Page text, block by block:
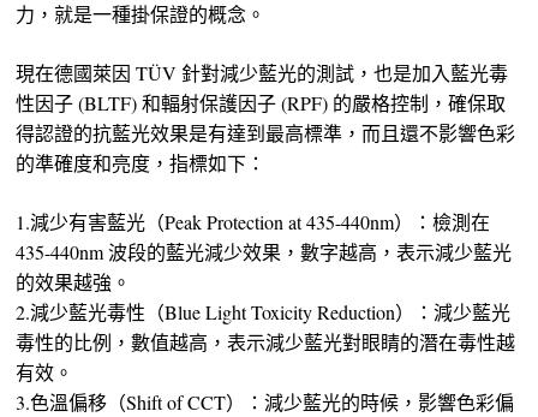
力，就是一種掛保證的概念。
現在德國萊因 TÜV 針對減少藍光的測試，也是加入藍光毒
性因子 (BLTF) 和輻射保護因子 (RPF) 的嚴格控制，確保取
得認證的抗藍光效果是有達到最高標準，而且還不影響色彩
的準確度和亮度，指標如下：
1.減少有害藍光（Peak Protection at 435-440nm）：檢測在
435-440nm 波段的藍光減少效果，數字越高，表示減少藍光
的效果越強。
2.減少藍光毒性（Blue Light Toxicity Reduction）：減少藍光
毒性的比例，數值越高，表示減少藍光對眼睛的潛在毒性越
有效。
3.色溫偏移（Shift of CCT）：減少藍光的時候，影響色彩偏